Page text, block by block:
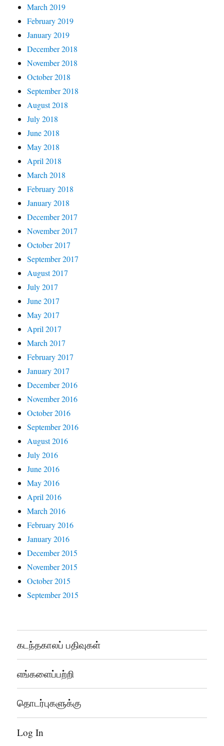
March 2019
February 2019
January 2019
December 2018
November 2018
October 2018
September 2018
August 2018
July 2018
June 2018
May 2018
April 2018
March 2018
February 2018
January 2018
December 2017
November 2017
October 2017
September 2017
August 2017
July 2017
June 2017
May 2017
April 2017
March 2017
February 2017
January 2017
December 2016
November 2016
October 2016
September 2016
August 2016
July 2016
June 2016
May 2016
April 2016
March 2016
February 2016
January 2016
December 2015
November 2015
October 2015
September 2015
கடந்தகாலப் பதிவுகள்
எங்களைப்பற்றி
தொடர்புகளுக்கு
Log In